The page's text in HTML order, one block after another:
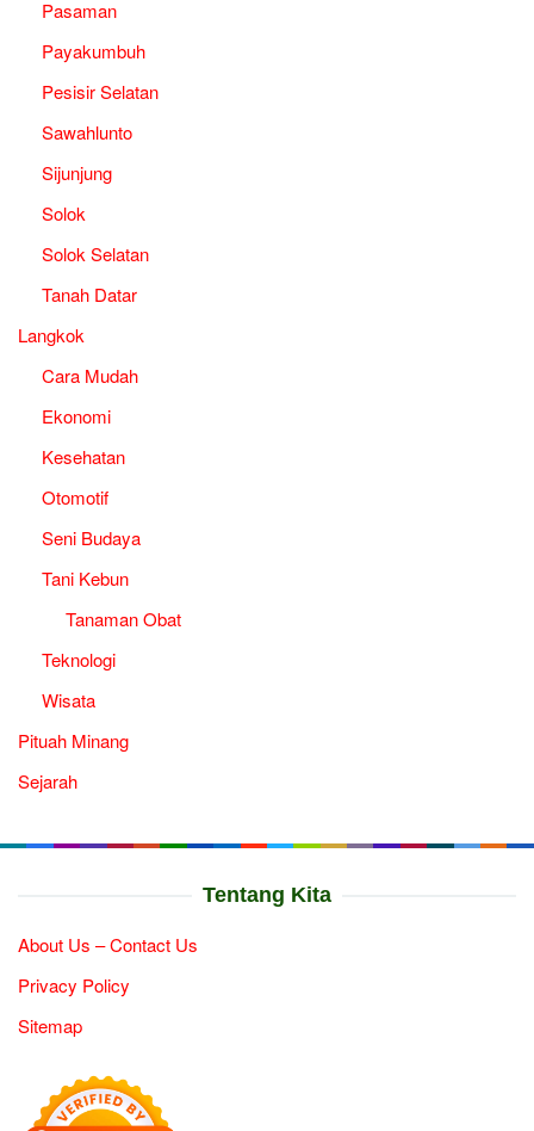
Pasaman
Payakumbuh
Pesisir Selatan
Sawahlunto
Sijunjung
Solok
Solok Selatan
Tanah Datar
Langkok
Cara Mudah
Ekonomi
Kesehatan
Otomotif
Seni Budaya
Tani Kebun
Tanaman Obat
Teknologi
Wisata
Pituah Minang
Sejarah
Tentang Kita
About Us – Contact Us
Privacy Policy
Sitemap